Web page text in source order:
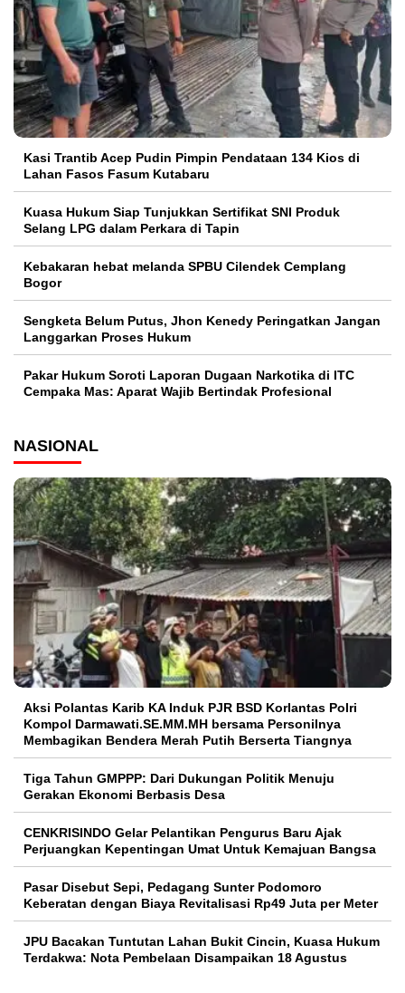
Kasi Trantib Acep Pudin Pimpin Pendataan 134 Kios di
Lahan Fasos Fasum Kutabaru
Kuasa Hukum Siap Tunjukkan Sertifikat SNI Produk
Selang LPG dalam Perkara di Tapin
Kebakaran hebat melanda SPBU Cilendek Cemplang
Bogor
Sengketa Belum Putus, Jhon Kenedy Peringatkan Jangan
Langgarkan Proses Hukum
Pakar Hukum Soroti Laporan Dugaan Narkotika di ITC
Cempaka Mas: Aparat Wajib Bertindak Profesional
NASIONAL
Aksi Polantas Karib KA Induk PJR BSD Korlantas Polri
Kompol Darmawati.SE.MM.MH bersama Personilnya
Membagikan Bendera Merah Putih Berserta Tiangnya
Tiga Tahun GMPPP: Dari Dukungan Politik Menuju
Gerakan Ekonomi Berbasis Desa
CENKRISINDO Gelar Pelantikan Pengurus Baru Ajak
Perjuangkan Kepentingan Umat Untuk Kemajuan Bangsa
Pasar Disebut Sepi, Pedagang Sunter Podomoro
Keberatan dengan Biaya Revitalisasi Rp49 Juta per Meter
JPU Bacakan Tuntutan Lahan Bukit Cincin, Kuasa Hukum
Terdakwa: Nota Pembelaan Disampaikan 18 Agustus